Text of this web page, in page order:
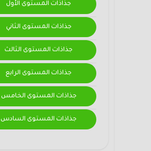
جذاذات المستوى الأول
جذاذات المستوى الثاني
جذاذات المستوى الثالث
جذاذات المستوى الرابع
جذاذات المستوى الخامس
جذاذات المستوى السادس